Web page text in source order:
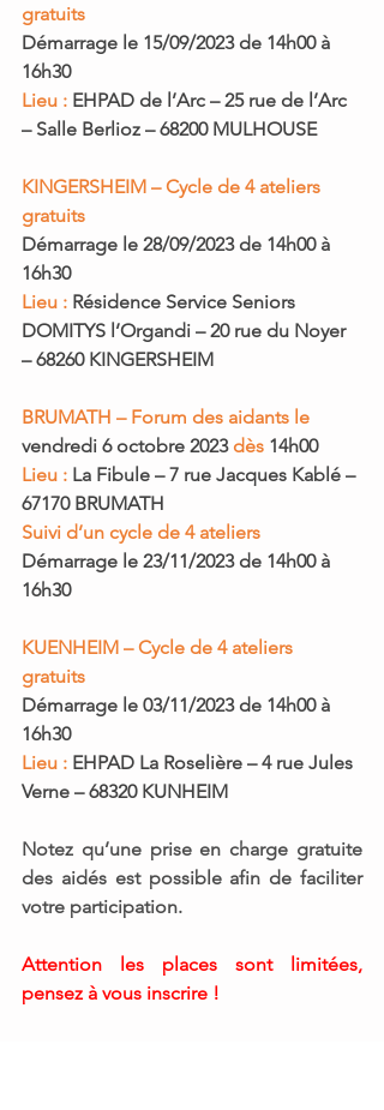
gratuits
Démarrage le 15/09/2023 de 14h00 à
16h30
Lieu : EHPAD de l’Arc – 25 rue de l’Arc
– Salle Berlioz – 68200 MULHOUSE
KINGERSHEIM – Cycle de 4 ateliers
gratuits
Démarrage le 28/09/2023 de 14h00 à
16h30
Lieu : Résidence Service Seniors
DOMITYS l’Organdi – 20 rue du Noyer
– 68260 KINGERSHEIM
BRUMATH – Forum des aidants le
vendredi 6 octobre 2023 dès 14h00
Lieu : La Fibule – 7 rue Jacques Kablé –
67170 BRUMATH
Suivi d’un cycle de 4 ateliers
Démarrage le 23/11/2023 de 14h00 à
16h30
KUENHEIM – Cycle de 4 ateliers
gratuits
Démarrage le 03/11/2023 de 14h00 à
16h30
Lieu : EHPAD La Roselière – 4 rue Jules
Verne – 68320 KUNHEIM
Notez qu’une prise en charge gratuite
des aidés est possible afin de faciliter
votre participation.
Attention les places sont limitées,
pensez à vous inscrire !